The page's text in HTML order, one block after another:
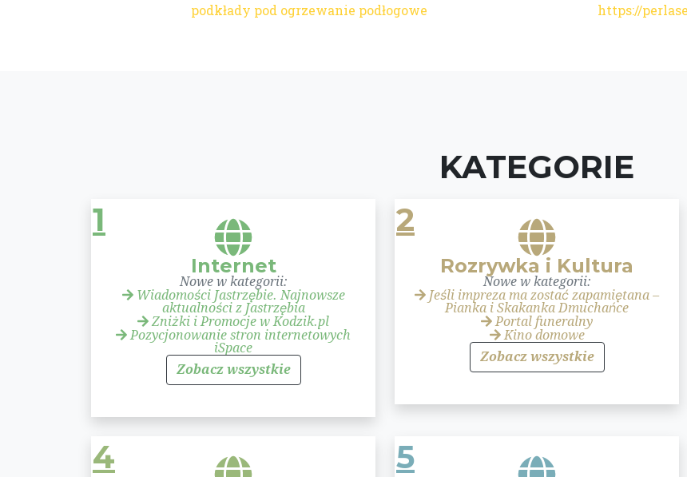
podkłady pod ogrzewanie podłogowe https://
KATEGORIE
1
Internet
Nowe w kategorii:
Wiadomości Jastrzębie. Najnowsze
aktualności z Jastrzębia
Zniżki i Promocje w Kodzik.pl
Pozycjonowanie stron internetowych
iSpace
Zobacz wszystkie
2
Rozrywka i Kultura
Nowe w kategorii:
Jeśli impreza ma zostać zapamiętana –
Pianka i Skakanka Dmuchańce
Portal funeralny
Kino domowe
Zobacz wszystkie
4 5